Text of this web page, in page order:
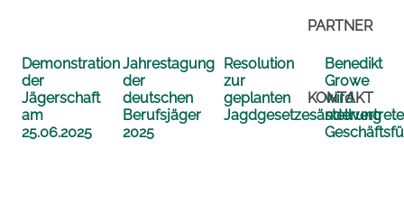
PARTNER
KONTAKT
Demonstration
der
Jägerschaft
am
25.06.2025
Jahrestagung
der
deutschen
Berufsjäger
2025
Resolution
zur
geplanten
Jagdgesetzesänderung
Benedikt
Growe
wird